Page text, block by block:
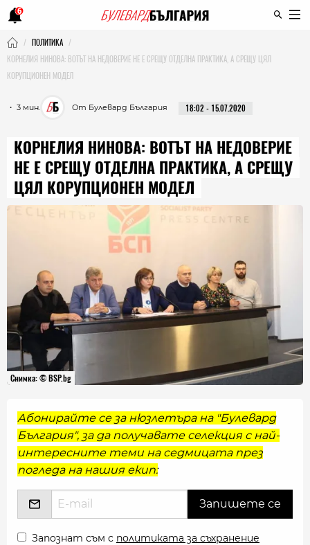
6
ПОЛИТИКА
КОРНЕЛИЯ НИНОВА: ВОТЪТ НА НЕДОВЕРИЕ НЕ Е СРЕЩУ ОТДЕЛНА ПРАКТИКА, А СРЕЩУ ЦЯЛ
КОРУПЦИОНЕН МОДЕЛ
・ 3 мин. От Булевард България 18:02 - 15.07.2020
КОРНЕЛИЯ НИНОВА: ВОТЪТ НА НЕДОВЕРИЕ
НЕ Е СРЕЩУ ОТДЕЛНА ПРАКТИКА, А СРЕЩУ
ЦЯЛ КОРУПЦИОНЕН МОДЕЛ
Снимка: © BSP.bg
Абонирайте се за нюзлетъра на "Булевард
България", за да получавате селекция с най-
интересните теми на седмицата през
погледа на нашия екип:
Запознат съм с политиката за съхранение